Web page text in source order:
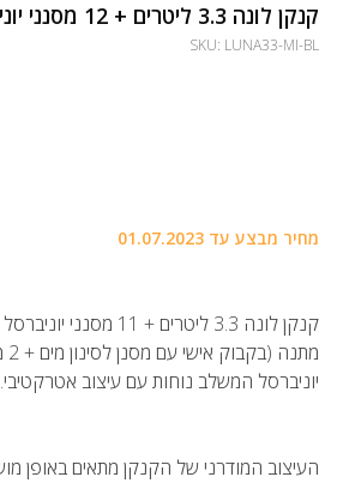
קנקן לונה 3.3 ליטרים + 12 מסנני יונימקס + מתנה
SKU: LUNA33-MI-BL
מחיר מבצע עד 01.07.2023
יוניברסל המשלב נוחות עם עיצוב אטרקטיבי.
העיצוב המודרני של הקנקן מתאים באופן